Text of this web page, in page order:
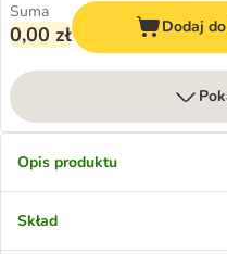
Suma
0,00 zł Dodaj
Opis produktu
Skład